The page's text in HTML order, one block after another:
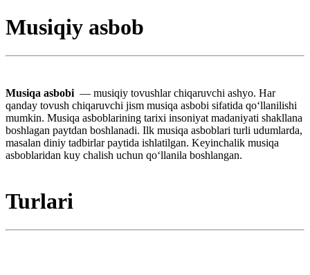
Musiqiy asbob
Musiqa asbobi — musiqiy tovushlar chiqaruvchi ashyo. Har
qanday tovush chiqaruvchi jism musiqa asbobi sifatida qoʻllanilishi
mumkin. Musiqa asboblarining tarixi insoniyat madaniyati shakllana
boshlagan paytdan boshlanadi. Ilk musiqa asboblari turli udumlarda,
masalan diniy tadbirlar paytida ishlatilgan. Keyinchalik musiqa
asboblaridan kuy chalish uchun qoʻllanila boshlangan.
Turlari